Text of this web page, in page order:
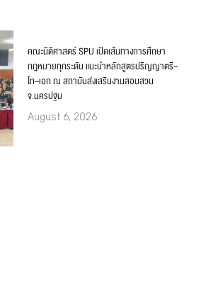
คณะนิติศาสตร์ SPU เปิดเส้นทางการศึกษา
กฎหมายทุกระดับ แนะนำหลักสูตรปริญญาตรี–
โท–เอก ณ สถาบันส่งเสริมงานสอบสวน
จ.นครปฐม
August 6, 2026